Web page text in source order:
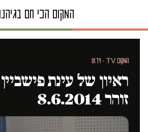
המקום TV · וידאו
ראיון של עינת
זוהר 8.6.2014